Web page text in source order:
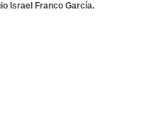
Israel Franco García.